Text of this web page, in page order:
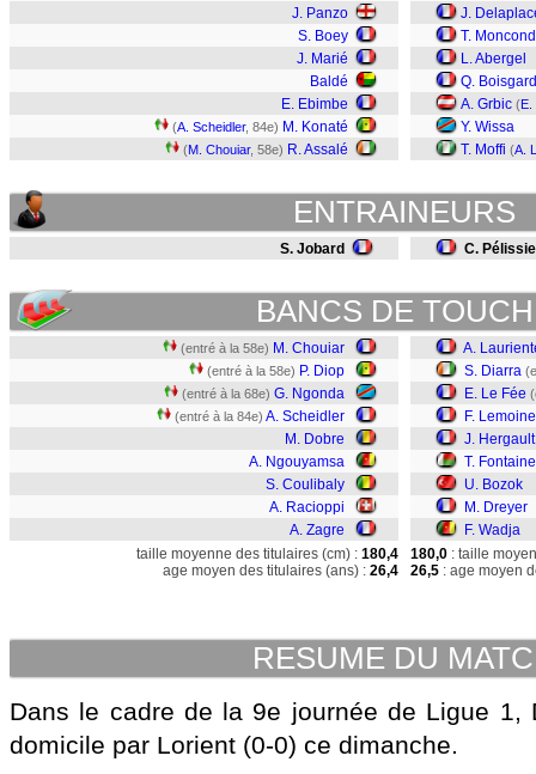
J. Panzo
S. Boey
J. Marié
Baldé
E. Ebimbe
(A. Scheidler, 84e) M. Konaté
(M. Chouiar, 58e) R. Assalé
J.
T.
L. Abergel
Q. Boisgard
A. Grbic (E.
Y. Wissa
T. Moffi (A.
ENTRAINEURS
S. Jobard C.
BANCS DE
(entré à la 58e) M. Chouiar
(entré à la 58e) P. Diop
(entré à la 68e) G. Ngonda
(entré à la 84e) A. Scheidler
M. Dobre
A. Ngouyamsa
S. Coulibaly
A. Racioppi
A. Zagre
A.
S. Diarra
E. Le Fée
F. Lemoine
J. Hergault
T. Fontaine
U. Bozok
M. Dreyer
F. Wadja
taille moyenne des titulaires (cm) : 180,4
age moyen des titulaires (ans) : 26,4
180,0 : taille
26,5 : age moyen
RESUME DU
Dans le cadre de la 9e journée de Ligue 1,
domicile par Lorient (0-0) ce dimanche.